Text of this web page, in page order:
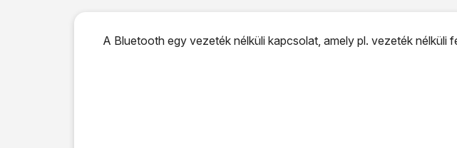
A Bluetooth egy vezeték nélküli kapcsolat, amely pl. vezeték